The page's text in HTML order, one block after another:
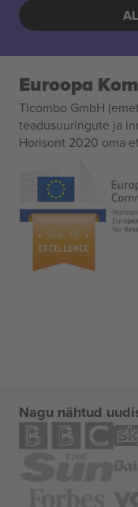
Euroopa
Ticombo GmbH
teadusuuringute ja
Horisont 2020 oma
Nagu nähtud